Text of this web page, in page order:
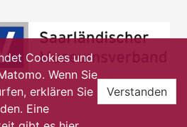
Cookies und
Wenn Sie
erklären Sie
Eine
Verstanden